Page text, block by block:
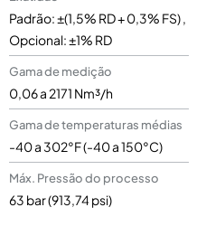
Padrão: ±(1,5% RD + 0,3% FS) ,
Opcional: ±1% RD
Gama de medição
0,06 a 2171 Nm³/h
Gama de temperaturas médias
-40 a 302°F (-40 a 150°C)
Máx. Pressão do processo
63 bar (913,74 psi)